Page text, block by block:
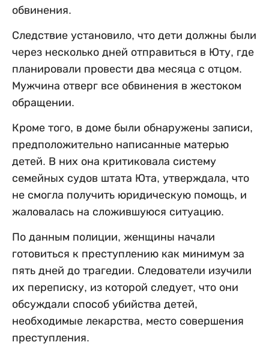
обвинения.
Следствие установило, что дети должны были
через несколько дней отправиться в Юту, где
планировали провести два месяца с отцом.
Мужчина отверг все обвинения в жестоком
обращении.
Кроме того, в доме были обнаружены записи,
предположительно написанные матерью
детей. В них она критиковала систему
семейных судов штата Юта, утверждала, что
не смогла получить юридическую помощь, и
жаловалась на сложившуюся ситуацию.
По данным полиции, женщины начали
готовиться к преступлению как минимум за
пять дней до трагедии. Следователи изучили
их переписку, из которой следует, что они
обсуждали способ убийства детей,
необходимые лекарства, место совершения
преступления.